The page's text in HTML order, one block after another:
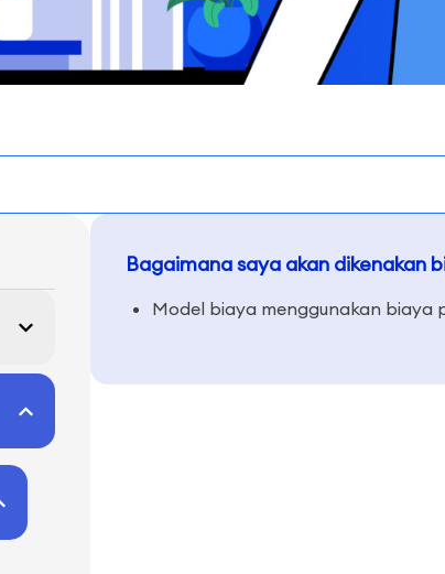
Bagaimana saya akan dikenakan
Model biaya menggunakan biaya